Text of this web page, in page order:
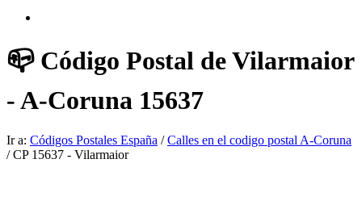
📪 Código Postal de Vilarmaior
- A-Coruna 15637
Ir a: Códigos Postales España /Calles en el codigo postal A-Coruna
/ CP 15637 - Vilarmaior